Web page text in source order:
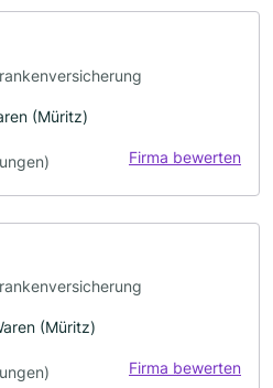
(Müritz)
Firma bewerten
(Müritz)
Firma bewerten